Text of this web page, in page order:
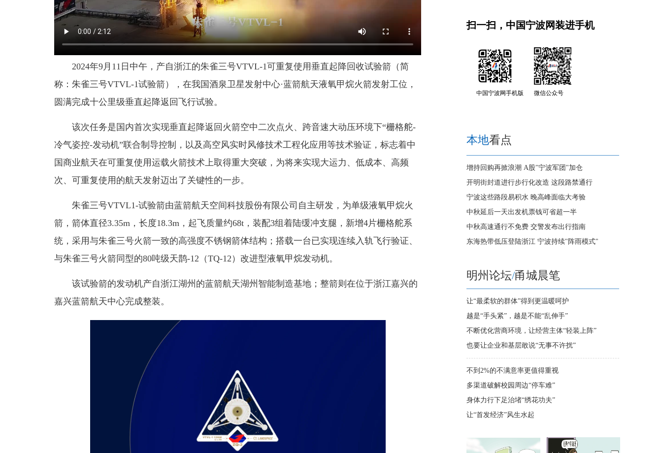
2024年9月11日中午，产自浙江的朱雀三号VTVL-1可重复使用垂直起降回收试验箭（简
称：朱雀三号VTVL-1试验箭），在我国酒泉卫星发射中心·蓝箭航天液氧甲烷火箭发射工位，
圆满完成十公里级垂直起降返回飞行试验。
该次任务是国内首次实现垂直起降返回火箭空中二次点火、跨音速大动压环境下“栅格舵-
冷气姿控-发动机”联合制导控制，以及高空风实时风修技术工程化应用等技术验证，标志着中
国商业航天在可重复使用运载火箭技术上取得重大突破，为将来实现大运力、低成本、高频
次、可重复使用的航天发射迈出了关键性的一步。
朱雀三号VTVL1-试验箭由蓝箭航天空间科技股份有限公司自主研发，为单级液氧甲烷火
箭，箭体直径3.35m，长度18.3m，起飞质量约68t，装配3组着陆缓冲支腿，新增4片栅格舵系
统，采用与朱雀三号火箭一致的高强度不锈钢箭体结构；搭载一台已实现连续入轨飞行验证、
与朱雀三号火箭同型的80吨级天鹊-12（TQ-12）改进型液氧甲烷发动机。
该试验箭的发动机产自浙江湖州的蓝箭航天湖州智能制造基地；整箭则在位于浙江嘉兴的
嘉兴蓝箭航天中心完成整装。
扫一扫，中国宁波网装进手机
中国宁波网手机版 微信公众号
本地看点
增持回购再掀浪潮 A股"宁波军团"加仓
开明街封道进行步行化改造 这段路禁通行
宁波这些路段易积水 晚高峰面临大考验
中秋延后一天出发机票钱可省超一半
中秋高速通行不免费 交警发布出行指南
东海热带低压登陆浙江 宁波持续"阵雨模式"
明州论坛/甬城晨笔
让“最柔软的群体”得到更温暖呵护
越是“手头紧”，越是不能“乱伸手”
不断优化营商环境，让经营主体“轻装上阵”
也要让企业和基层敢说“无事不许扰”
不到2%的不满意率更值得重视
多渠道破解校园周边“停车难”
身体力行下足治堵“绣花功夫”
让“首发经济”风生水起